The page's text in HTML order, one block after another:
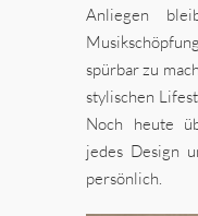
Anliegen
spürbar zu
stylischen
Noch heute
jedes Design
persönlich.